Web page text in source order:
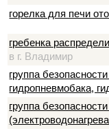
горелка для печи
гребенка
в г. Владимир
группа
гидропневмобака,
группа